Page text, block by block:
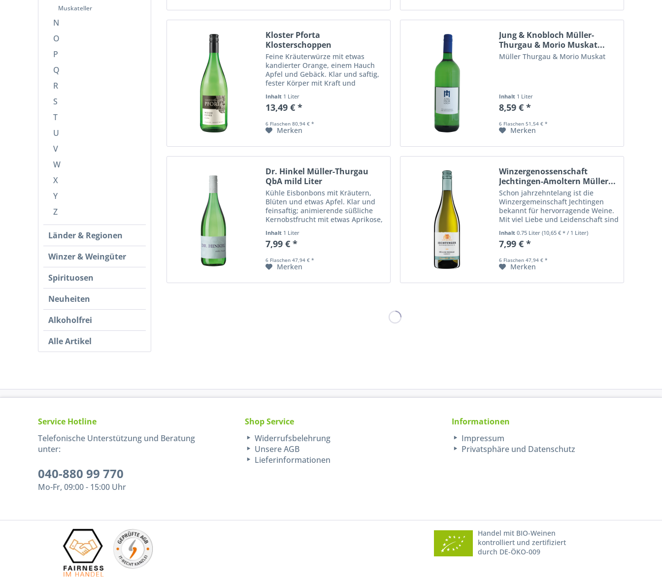
Muskateller
N
O
P
Q
R
S
T
U
V
W
X
Y
Z
Länder & Regionen
Winzer & Weingüter
Spirituosen
Neuheiten
Alkoholfrei
Alle Artikel
Kloster Pforta
Klosterschoppen
Qualitätswein...
Feine Kräuterwürze mit etwas
kandierter Orange, einem Hauch
Apfel und Gebäck. Klar und saftig,
fester Körper mit Kraft und
Rückgrat, sehr trocken wirkend,
feine Kräuterwürze mit etwas
herber Zitrusfrucht und Gebäck,
Inhalt 1 Liter
13,49 € *
6 Flaschen 80,94 € *
Merken
Jung & Knobloch Müller-
Thurgau & Morio Muskat...
Müller Thurgau & Morio Muskat
Inhalt 1 Liter
8,59 € *
6 Flaschen 51,54 € *
Merken
Dr. Hinkel Müller-Thurgau
QbA mild Liter
Kühle Eisbonbons mit Kräutern,
Blüten und etwas Apfel. Klar und
feinsaftig; animierende süßliche
Kernobstfrucht mit etwas Aprikose,
Orangenzeste und frischen
Kräutern; lebendig und
erfrischend; fester Körper mit
Inhalt 1 Liter
7,99 € *
6 Flaschen 47,94 € *
Merken
Winzergenossenschaft
Jechtingen-Amoltern Müller...
Schon jahrzehntelang ist die
Winzergemeinschaft Jechtingen
bekannt für hervorragende Weine.
Mit viel Liebe und Leidenschaft sind
die Mitglieder der Genossenschaft
arrangiert nur bestes Lesegut im
Herbst in die Winzergenossenschaft
Inhalt 0.75 Liter (10,65 € * / 1 Liter)
7,99 € *
6 Flaschen 47,94 € *
Merken
Service Hotline
Telefonische Unterstützung und Beratung
unter:
040-880 99 770
Mo-Fr, 09:00 - 15:00 Uhr
Shop Service
Widerrufsbelehrung
Unsere AGB
Lieferinformationen
Informationen
Impressum
Privatsphäre und Datenschutz
Handel mit BIO-Weinen
kontrolliert und zertifiziert
durch DE-ÖKO-009